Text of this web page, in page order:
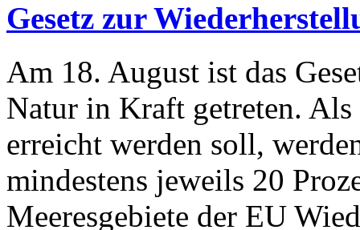
Gesetz zur
Am 18. August ist das
Natur in Kraft getreten. Als
erreicht werden soll,
mindestens jeweils 20
Meeresgebiete der EU